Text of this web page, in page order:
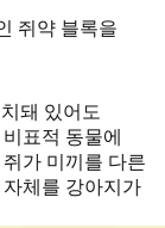
쥐약 블록을
돼 있어도
표적 동물에
가 미끼를 다른
체를 강아지가